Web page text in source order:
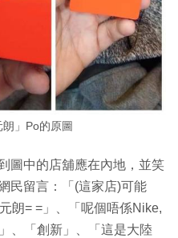
」Po的原圖
圖中的店舖應在內地，並笑
民留言：「(這家店)可能
朗= =」、「呢個唔係Nike,
、「創新」、「這是大陸